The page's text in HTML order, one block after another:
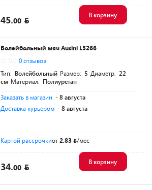
45.00
В корзину
Волейбольный мяч Ausini L5266
0 отзывов
Тип: Волейбольный Размер: 5 Диаметр: 22
см Материал: Полиуретан
Заказать в магазин - 8 августа
Доставка курьером - 8 августа
Картой рассрочкиот2,83 /мес
34.00
В корзину